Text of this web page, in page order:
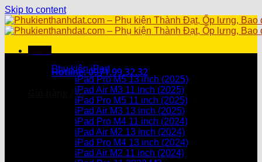
Skip to content
Hotline: 0971.99.32.32
Giỏ hàng /0₫
Chưa có sản phẩm trong giỏ hàng.
Chưa có sản phẩm trong giỏ hàng.
Danh mục sản phẩm
Phụ kiện iPad
iPad Pro M5 13 inch (2025)
iPad Air M3 11 inch (2025)
iPad Pro M5 11 inch (2025)
iPad Air M3 13 inch (2025)
iPad Pro M4 11 inch (2024)
iPad Air M2 13 inch (2024)
iPad Pro M4 13 inch (2024)
iPad Air M2 11 inch (2024)